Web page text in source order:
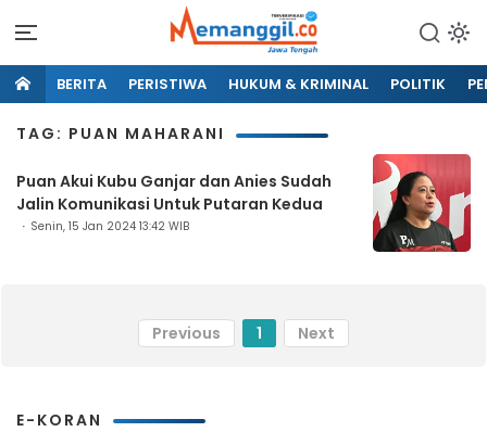
BERITA PERISTIWA HUKUM & KRIMINAL POLITIK
TAG: PUAN MAHARANI
Puan Akui Kubu Ganjar dan Anies Sudah
Jalin Komunikasi Untuk Putaran Kedua
Senin, 15 Jan 2024 13:42 WIB
Previous 1 Next
E-KORAN